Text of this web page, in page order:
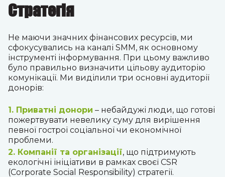
Стратегія
Не маючи значних фінансових ресурсів, ми
сфокусувались на каналі SMM, як основному
інструменті інформування. При цьому важливо
було правильно визначити цільову аудиторію
комунікації. Ми виділили три основні аудиторії
донорів:
1. Приватні донори – небайдужі люди, що готові
пожертвувати невелику суму для вирішення
певної гострої соціальної чи економічної
проблеми.
2. Компанії та організації, що підтримують
екологічні ініціативи в рамках своєї CSR
(Corporate Social Responsibility) стратегії.